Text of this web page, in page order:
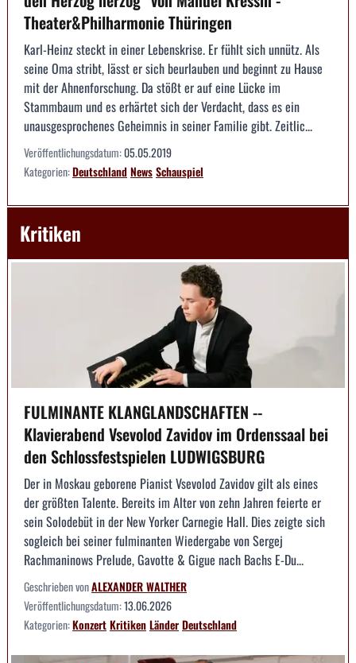
Theater&Philharmonie Thüringen
Karl-Heinz steckt in einer Lebenskrise. Er fühlt sich unnütz. Als
seine Oma stribt, lässt er sich beurlauben und beginnt zu Hause
mit der Ahnenforschung. Da stößt er auf eine Lücke im
Stammbaum und es erhärtet sich der Verdacht, dass es ein
unausgesprochenes Geheimnis in seiner Familie gibt. Zeitlic...
Veröffentlichungsdatum:05.05.2019
Kategorien:DeutschlandNewsSchauspiel
Kritiken
FULMINANTE KLANGLANDSCHAFTEN --
Klavierabend Vsevolod Zavidov im Ordenssaal bei
den Schlossfestspielen LUDWIGSBURG
Der in Moskau geborene Pianist Vsevolod Zavidov gilt als eines
der größten Talente. Bereits im Alter von zehn Jahren feierte er
sein Solodebüt in der New Yorker Carnegie Hall. Dies zeigte sich
sogleich bei seiner fulminanten Wiedergabe von Sergej
Rachmaninows Prelude, Gavotte & Gigue nach Bachs E-Du...
Geschrieben vonALEXANDER WALTHER
Veröffentlichungsdatum:13.06.2026
Kategorien:KonzertKritikenLänderDeutschland